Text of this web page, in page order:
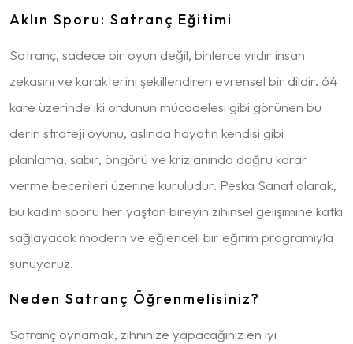
Aklın Sporu: Satranç Eğitimi
Satranç, sadece bir oyun değil, binlerce yıldır insan
zekasını ve karakterini şekillendiren evrensel bir dildir. 64
kare üzerinde iki ordunun mücadelesi gibi görünen bu
derin strateji oyunu, aslında hayatın kendisi gibi
planlama, sabır, öngörü ve kriz anında doğru karar
verme becerileri üzerine kuruludur. Peska Sanat olarak,
bu kadim sporu her yaştan bireyin zihinsel gelişimine katkı
sağlayacak modern ve eğlenceli bir eğitim programıyla
sunuyoruz.
Neden Satranç Öğrenmelisiniz?
Satranç oynamak, zihninize yapacağınız en iyi